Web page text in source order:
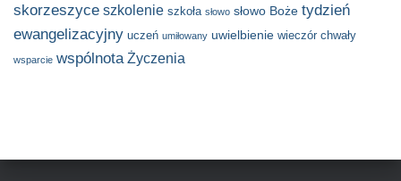
skorzeszyce szkolenie szkoła słowo słowo Boże tydzień
ewangelizacyjny uczeń umiłowany uwielbienie wieczór chwały
wsparcie wspólnota Życzenia